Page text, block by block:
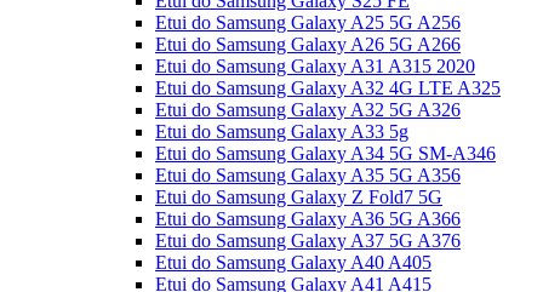
Etui do Samsung Galaxy A25 5G A256
Etui do Samsung Galaxy A26 5G A266
Etui do Samsung Galaxy A31 A315 2020
Etui do Samsung Galaxy A32 4G LTE A325
Etui do Samsung Galaxy A32 5G A326
Etui do Samsung Galaxy A33 5g
Etui do Samsung Galaxy A34 5G SM-A346
Etui do Samsung Galaxy A35 5G A356
Etui do Samsung Galaxy Z Fold7 5G
Etui do Samsung Galaxy A36 5G A366
Etui do Samsung Galaxy A37 5G A376
Etui do Samsung Galaxy A40 A405
Etui do Samsung Galaxy A41 A415